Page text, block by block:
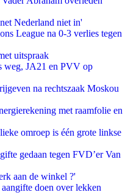
Nederland niet in'
League na 0-3 verlies tegen
uitspraak
weg, JA21 en PVV op
na rechtszaak Moskou
met raamfolie en
omroep is één grote linkse
gedaan tegen FVD’er Van
aan de winkel ?'
doen over lekken